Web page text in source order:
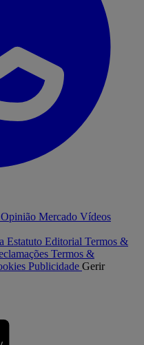
Opinião Mercado Vídeos
Estatuto Editorial Termos &
Termos &
Publicidade Gerir